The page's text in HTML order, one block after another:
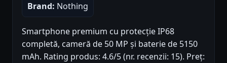
Brand: Nothing
Smartphone premium cu protecție IP68
completă, cameră de 50 MP și baterie de 5150
mAh. Rating produs: 4.6/5 (nr. recenzii: 15). Preț: